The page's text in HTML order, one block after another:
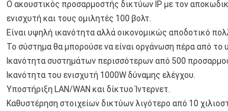
Ο ακουστικός προσαρμοστής δικτύων IP με τον
ενισχυτή και τους ομιλητές 100 βολτ.
Είναι υψηλή ικανότητα αλλά οικονομικώς αποδοτικό
Το σύστημα θα μπορούσε να είναι οργάνωση πέρα από το
Ικανότητα συστημάτων περισσότερων από 500
Ικανότητα του ενισχυτή 1000W δύναμης ελέγχου.
Υποστήριξη LAN/WAN και δίκτυο Ίντερνετ.
Καθυστέρηση στοιχείων δικτύων λιγότερο από 10